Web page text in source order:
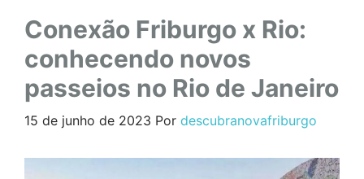
Conexão Friburgo x Rio:
conhecendo novos
passeios no Rio de Janeiro
15 de junho de 2023 Por descubranovafriburgo